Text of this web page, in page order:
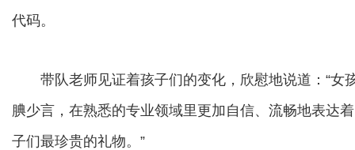
代码。
带队老师见证着孩子们的变化，欣慰地说道：“女
腆少言，在熟悉的专业领域里更加自信、流畅地表达
子们最珍贵的礼物。”